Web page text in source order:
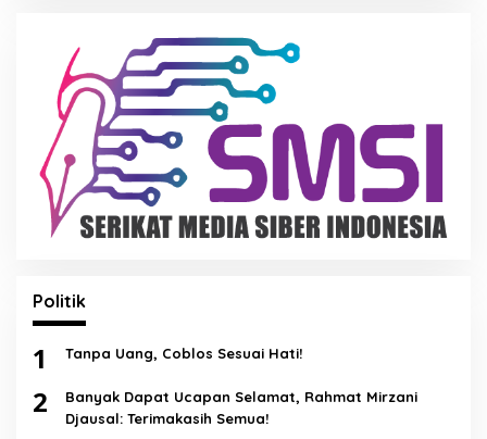
Politik
1 Tanpa Uang, Coblos Sesuai Hati!
2
Banyak Dapat Ucapan Selamat, Rahmat Mirzani
Djausal: Terimakasih Semua!